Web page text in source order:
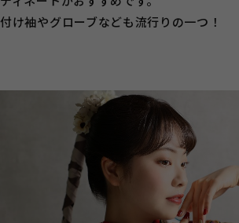
付け袖やグローブなども流行りの一つ！